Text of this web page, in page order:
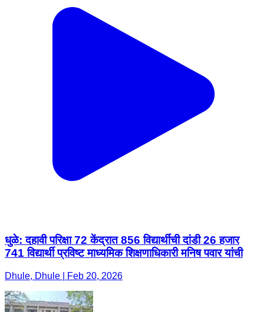
धुळे: दहावी परिक्षा 72 केंद्रात 856 विद्यार्थीची दांडी 26 हजार
741 विद्यार्थी प्रविष्ट माध्यमिक शिक्षणाधिकारी मनिष पवार यांची
Dhule, Dhule | Feb 20, 2026